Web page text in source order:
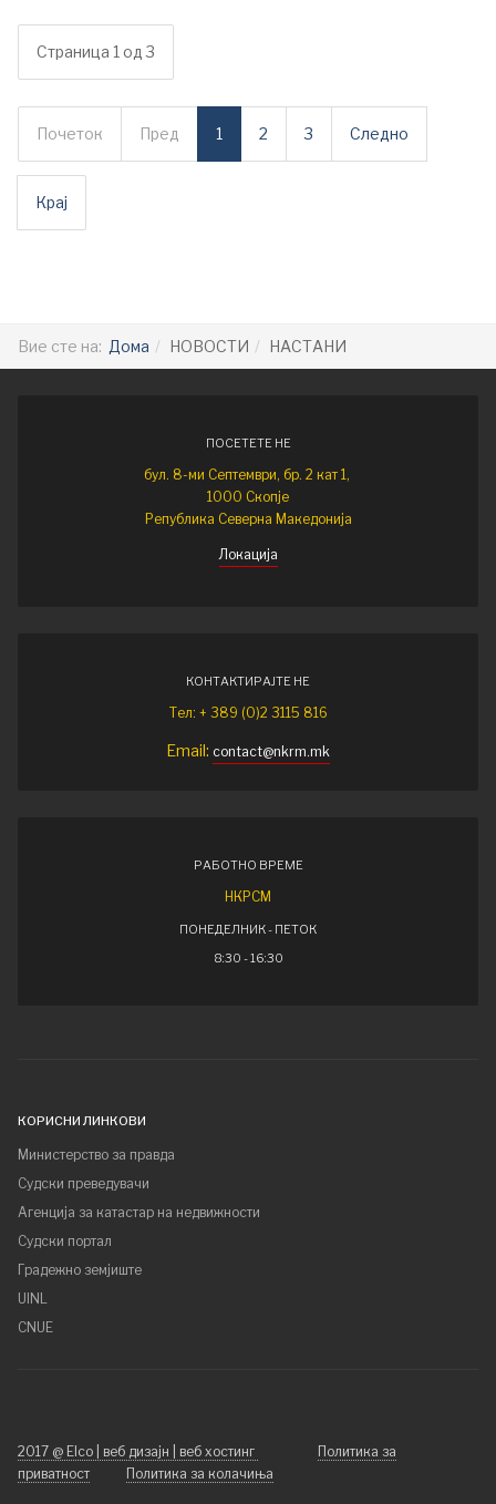
Страница 1 од 3
Почеток Пред 1 2 3 Следно
Крај
Вие сте на: Дома НОВОСТИ НАСТАНИ
ПОСЕТЕТЕ НЕ
бул. 8-ми Септември, бр. 2 кат 1,
1000 Скопје
Република Северна Македонија
Локација
КОНТАКТИРАЈТЕ НЕ
Тел: + 389 (0)2 3115 816
Email: contact@nkrm.mk
РАБОТНО ВРЕМЕ
НКРСМ
ПОНЕДЕЛНИК - ПЕТОК
8:30 - 16:30
КОРИСНИ ЛИНКОВИ
Министерство за правда
Судски преведувачи
Агенција за катастар на недвижности
Судски портал
Градежно земјиште
UINL
CNUE
2017 @ Elco | веб дизајн | веб хостинг
Политика за
приватност
Политика за колачиња